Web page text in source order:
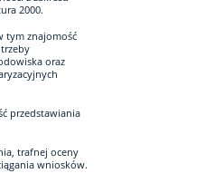
2000.
tym znajomość
oraz
przedstawiania
trafnej oceny
wniosków.